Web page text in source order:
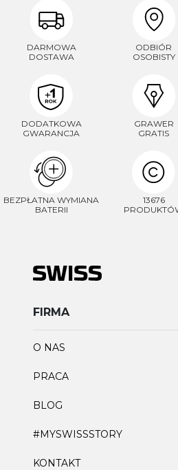
DARMOWA
DOSTAWA
ODBIÓR
OSOBISTY
DODATKOWA
GWARANCJA
GRAWER
GRATIS
BEZPŁATNA WYMIANA
BATERII
13676
FIRMA
O NAS
PRACA
BLOG
#MYSWISSSTORY
KONTAKT